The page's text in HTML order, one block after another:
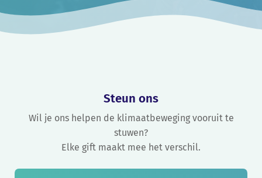
Steun ons
Wil je ons helpen de klimaatbeweging vooruit te
stuwen?
Elke gift maakt mee het verschil.